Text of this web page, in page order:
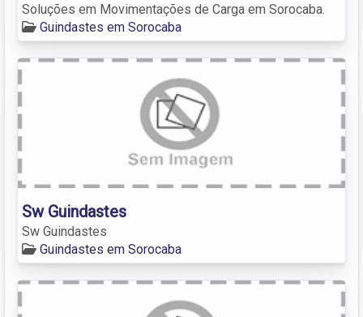
Soluções em Movimentações de Carga em Sorocaba.
Guindastes em Sorocaba
Sw Guindastes
Sw Guindastes
Guindastes em Sorocaba